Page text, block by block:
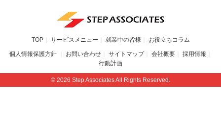
TOP サービスメニュー 就業中の皆様 お役立ちコラム
個人情報保護方針 お問い合わせ サイトマップ 会社概要
採用情報
行動計画
© 2026 Step Associates All Rights Reserved.